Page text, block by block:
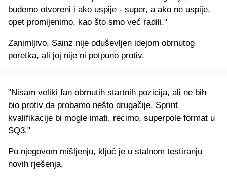
budemo otvoreni i ako uspije - super, a ako ne uspije,
opet promijenimo, kao što smo već radili."
Zanimljivo, Sainz nije oduševljen idejom obrnutog
poretka, ali joj nije ni potpuno protiv.
"Nisam veliki fan obrnutih startnih pozicija, ali ne bih
bio protiv da probamo nešto drugačije. Sprint
kvalifikacije bi mogle imati, recimo, superpole format u
SQ3."
Po njegovom mišljenju, ključ je u stalnom testiranju
novih rješenja.